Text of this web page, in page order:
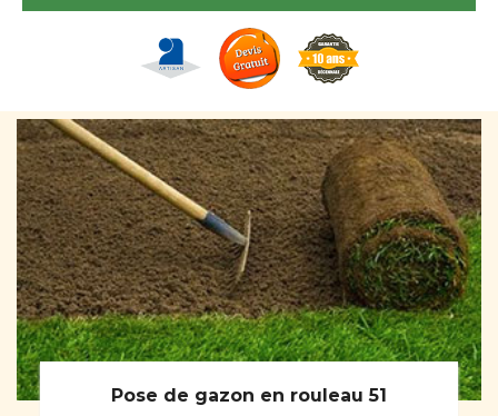
Pose de gazon en rouleau 51